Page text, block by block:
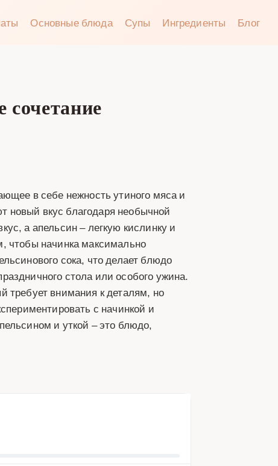
Основные блюда Супы Ингредиенты Блог
сочетание
в себе нежность утиного мяса и
новый вкус благодаря необычной
а апельсин – легкую кислинку и
чтобы начинка максимально
сока, что делает блюдо
стола или особого ужина.
требует внимания к деталям, но
с начинкой и
и уткой – это блюдо,